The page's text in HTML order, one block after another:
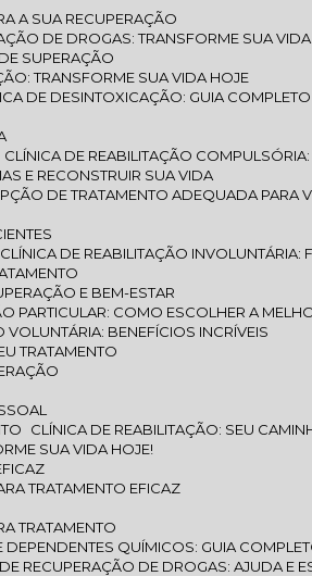
A SUA RECUPERAÇÃO
DE DROGAS: TRANSFORME SUA VIDA
SUPERAÇÃO
TRANSFORME SUA VIDA HOJE
DE DESINTOXICAÇÃO: GUIA
CLÍNICA DE REABILITAÇÃO
E RECONSTRUIR SUA VIDA
DE TRATAMENTO ADEQUADA PARA
CLÍNICA DE REABILITAÇÃO INVOLUNTÁRIA:
E BEM-ESTAR
PARTICULAR: COMO ESCOLHER A
VOLUNTÁRIA: BENEFÍCIOS INCRÍVEIS
TRATAMENTO
CLÍNICA DE REABILITAÇÃO: SEU
SUA VIDA HOJE!
TRATAMENTO EFICAZ
TRATAMENTO
DEPENDENTES QUÍMICOS: GUIA
DE RECUPERAÇÃO DE DROGAS: AJUDA E